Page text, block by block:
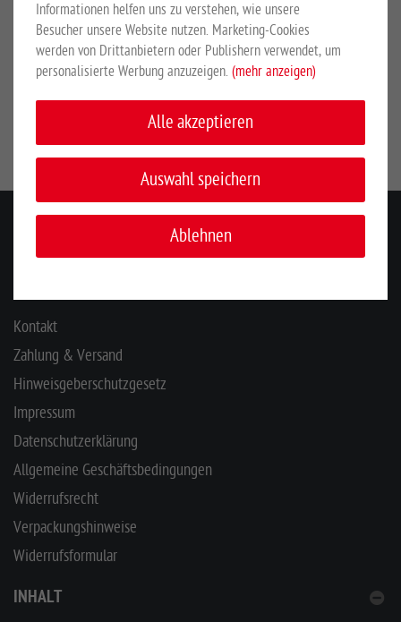
Gitterpfosten Typ "P" anthrazit für Zaunhöhe 1830
mm
Kontakt
Zahlung & Versand
Hinweisgeberschutzgesetz
Impressum
Datenschutzerklärung
Allgemeine Geschäftsbedingungen
Widerrufsrecht
Verpackungshinweise
Widerrufsformular
INHALT
Informationen helfen uns zu verstehen, wie unsere
Besucher unsere Website nutzen. Marketing-Cookies
werden von Drittanbietern oder Publishern verwendet, um
personalisierte Werbung anzuzeigen. (mehr anzeigen)
Alle akzeptieren
Auswahl speichern
Ablehnen